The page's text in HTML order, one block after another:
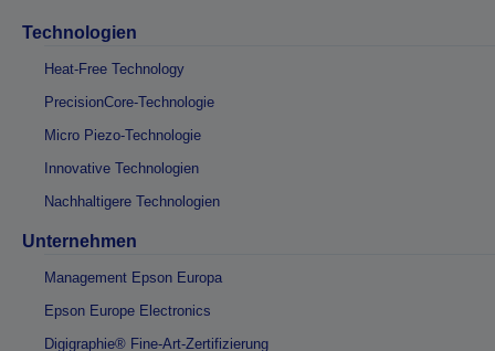
Technologien
Heat-Free Technology
PrecisionCore-Technologie
Micro Piezo-Technologie
Innovative Technologien
Nachhaltigere Technologien
Unternehmen
Management Epson Europa
Epson Europe Electronics
Digigraphie® Fine-Art-Zertifizierung